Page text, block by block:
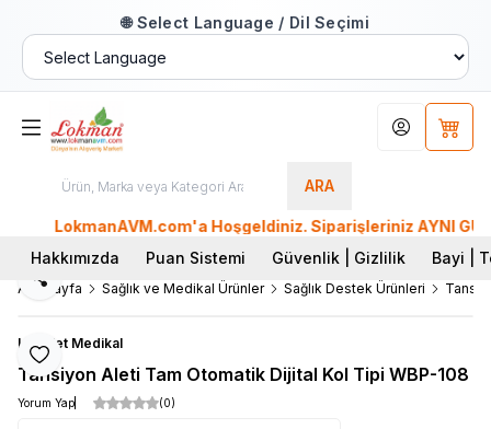
🌐 Select Language / Dil Seçimi
ARA
Hesabım
LokmanAVM.com'a Hoşgeldiniz. Siparişleriniz AYNI GÜN
Hakkımızda
Puan Sistemi Güvenlik | Gizlilik Bayi |
Ana Sayfa Sağlık ve Medikal Ürünler Sağlık Destek Ürünleri
Favoriye Ekle
Paylaş
Life Net Medikal
Tansiyon Aleti Tam Otomatik Dijital Kol Tipi WBP-108
Yorum Yap (0)